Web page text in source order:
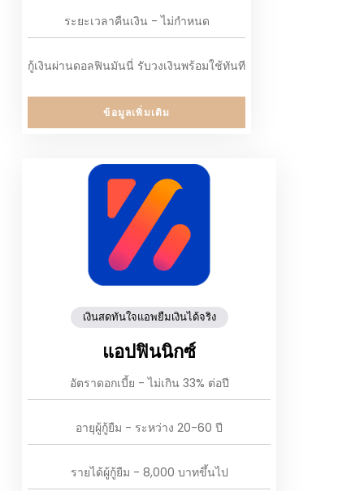
ระยะเวลาคืนเงิน - ไม่กำหนด
กู้เงินผ่านดอลฟินมันนี่ รับวงเงินพร้อมใช้ทันที
ข้อมูลเพิ่มเติม
เงินสดทันใจแอพยืมเงินได้จริง
แอปฟินนิกซ์
อัตราดอกเบี้ย - ไม่เกิน 33% ต่อปี
อายุผู้กู้ยืม - ระหว่าง 20-60 ปี
รายได้ผู้กู้ยืม - 8,000 บาทขึ้นไป